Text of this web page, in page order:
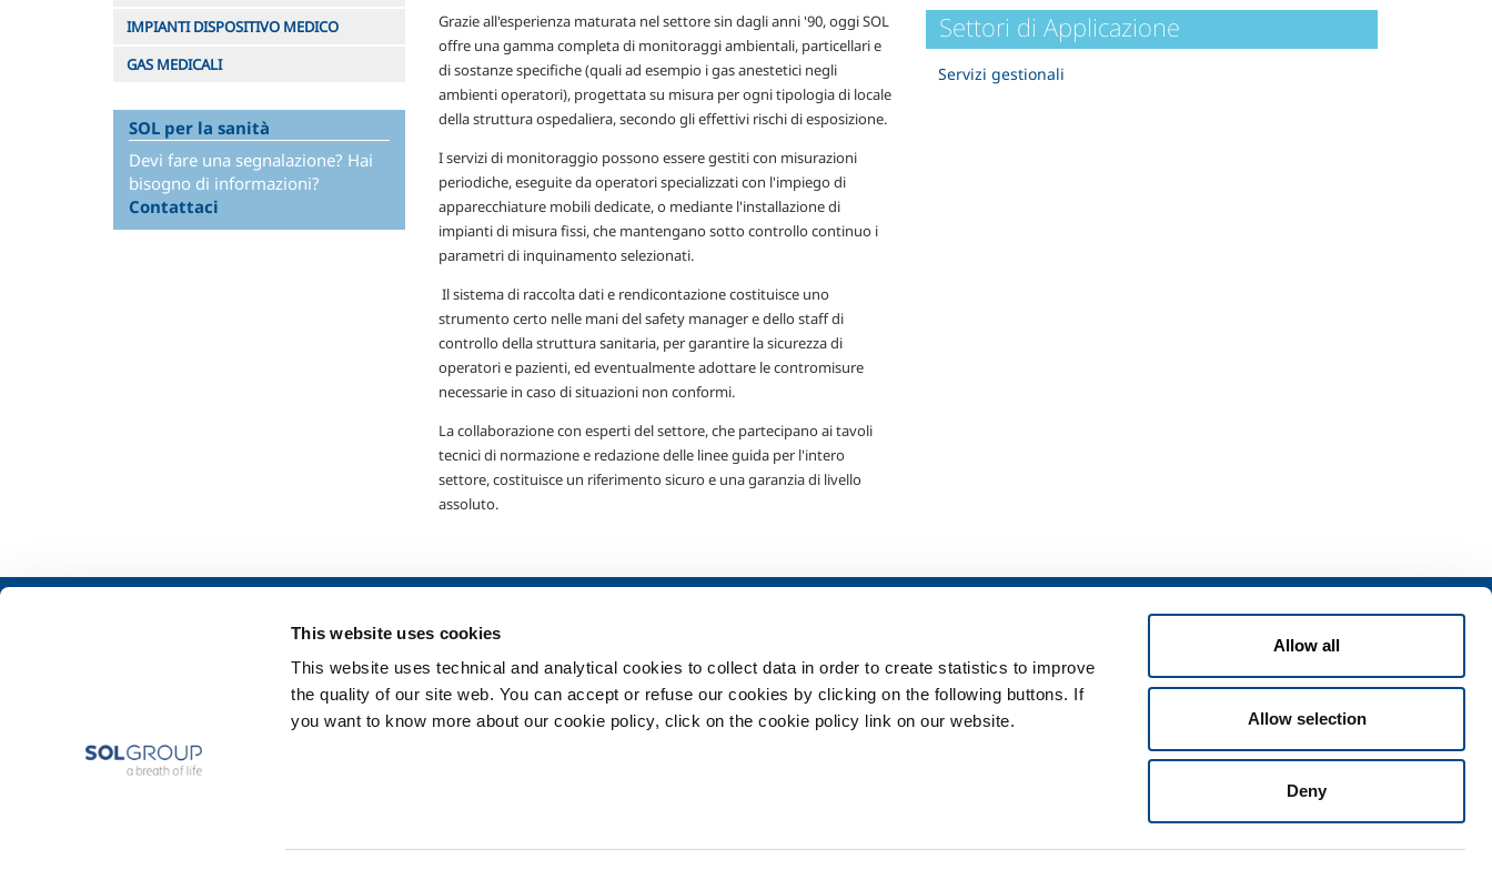
This website uses cookies
This website uses technical and analytical cookies to collect data in order to create statistics to improve
the quality of our site web. You can accept or refuse our cookies by clicking on the following buttons. If
you want to know more about our cookie policy, click on the cookie policy link on our website.
Allow all
Allow selection
Deny
Grazie all'esperienza maturata nel settore sin dagli anni '90, oggi SOL
offre una gamma completa di monitoraggi ambientali, particellari e
di sostanze specifiche (quali ad esempio i gas anestetici negli
ambienti operatori), progettata su misura per ogni tipologia di locale
della struttura ospedaliera, secondo gli effettivi rischi di esposizione.
I servizi di monitoraggio possono essere gestiti con misurazioni
periodiche, eseguite da operatori specializzati con l'impiego di
apparecchiature mobili dedicate, o mediante l'installazione di
impianti di misura fissi, che mantengano sotto controllo continuo i
parametri di inquinamento selezionati.
Il sistema di raccolta dati e rendicontazione costituisce uno
strumento certo nelle mani del safety manager e dello staff di
controllo della struttura sanitaria, per garantire la sicurezza di
operatori e pazienti, ed eventualmente adottare le contromisure
necessarie in caso di situazioni non conformi.
La collaborazione con esperti del settore, che partecipano ai tavoli
tecnici di normazione e redazione delle linee guida per l'intero
settore, costituisce un riferimento sicuro e una garanzia di livello
assoluto.
Settori di Applicazione
Servizi gestionali
IMPIANTI DISPOSITIVO MEDICO
GAS MEDICALI
SOL per la sanità
Devi fare una segnalazione? Hai
bisogno di informazioni?
Contattaci
Sicurezza, ambiente e qualità
Metal Production
Metal Fabrication
Chemistry & Pharma
Servizi
Impianti dispositivo medico
Gas medicali
Prodotti e servizi per la sanità